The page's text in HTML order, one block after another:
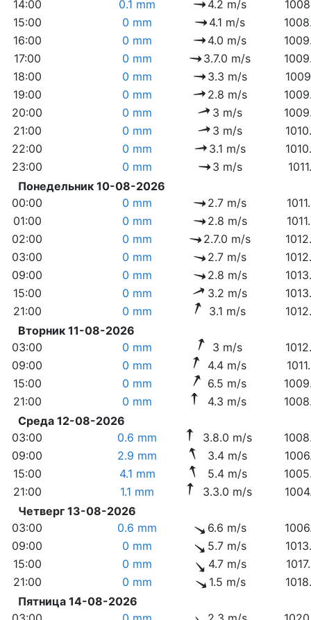
14:00
0.1 mm 4.2 m/s
15:00
0 mm 4.1 m/s
16:00
0 mm 4.0 m/s
17:00
0 mm 3.7.0 m/s
18:00
0 mm 3.3 m/s
19:00
0 mm 2.8 m/s
20:00
0 mm 3 m/s
21:00
0 mm 3 m/s
22:00
0 mm 3.1 m/s
23:00
0 mm 3 m/s
Понедельник 10-08-2026
00:00
0 mm 2.7 m/s
01:00
0 mm 2.8 m/s
02:00
0 mm 2.7.0 m/s
03:00
0 mm 2.7 m/s
09:00
0 mm 2.8 m/s
15:00
0 mm 3.2 m/s
21:00
0 mm 3.1 m/s
Вторник 11-08-2026
03:00
0 mm 3 m/s
09:00
0 mm 4.4 m/s
15:00
0 mm 6.5 m/s
21:00
0 mm 4.3 m/s
Среда 12-08-2026
03:00
0.6 mm 3.8.0 m/s
09:00
2.9 mm 3.4 m/s
15:00
4.1 mm 5.4 m/s
21:00
1.1 mm 3.3.0 m/s
Четверг 13-08-2026
03:00
0.6 mm 6.6 m/s
09:00
0 mm 5.7 m/s
15:00
0 mm 4.7 m/s
21:00
0 mm 1.5 m/s
Пятница 14-08-2026